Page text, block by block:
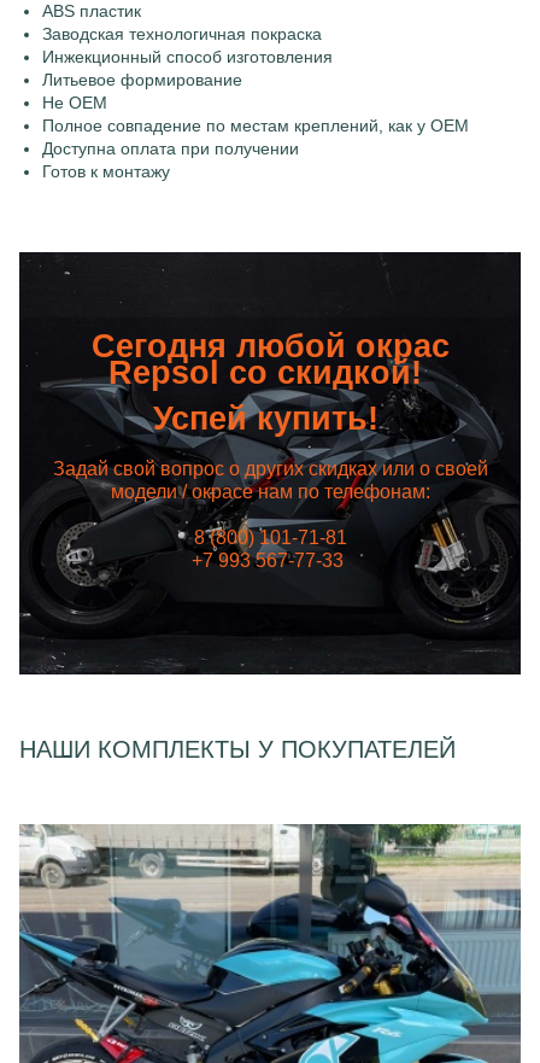
ABS пластик
Заводская технологичная покраска
Инжекционный способ изготовления
Литьевое формирование
Не OEM
Полное совпадение по местам креплений, как у OEM
Доступна оплата при получении
Готов к монтажу
Сегодня любой окрас
Repsol со скидкой!
Успей купить!
Задай свой вопрос о других скидках или о своей
модели / окрасе нам по телефонам:
8 (800) 101-71-81
+7 993 567-77-33
НАШИ КОМПЛЕКТЫ У ПОКУПАТЕЛЕЙ